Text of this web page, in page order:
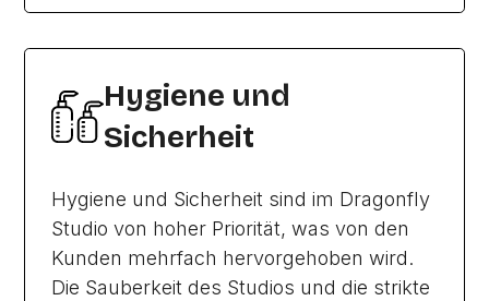
Hygiene und
Sicherheit
Hygiene und Sicherheit sind im Dragonfly
Studio von hoher Priorität, was von den
Kunden mehrfach hervorgehoben wird.
Die Sauberkeit des Studios und die strikte